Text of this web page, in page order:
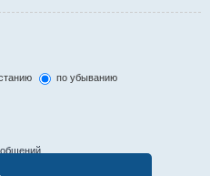
по убыванию